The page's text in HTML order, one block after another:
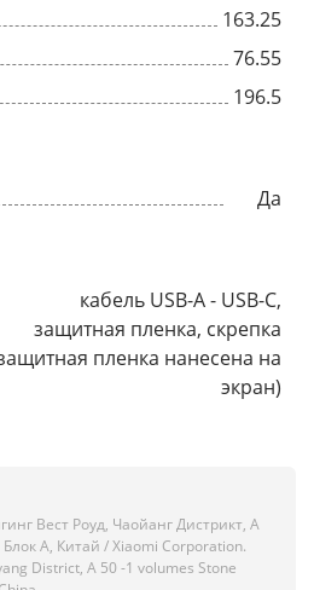
163.25
76.55
196.5
Да
кабель USB-A - USB-C,
защитная пленка, скрепка
пленка нанесена на
экран)
Вест Роуд, Чаойанг Дистрикт, А
А, Китай / Xiaomi Corporation.
District, A 50 -1 volumes Stone